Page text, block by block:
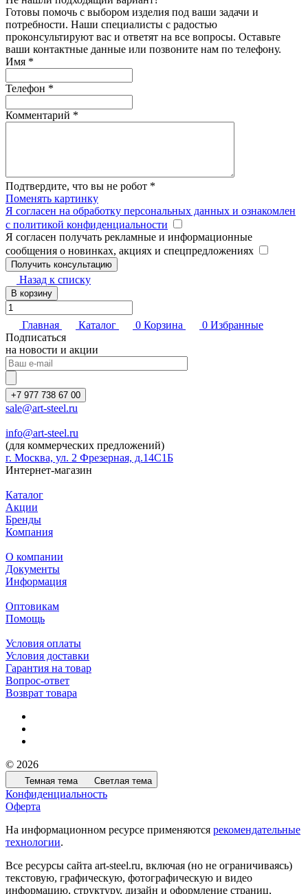
Готовы помочь с выбором изделия под ваши задачи и
потребности. Наши специалисты с радостью
проконсультируют вас и ответят на все вопросы. Оставьте
ваши контактные данные или позвоните нам по телефону.
Имя *
Телефон *
Комментарий *
Подтвердите, что вы не робот *
Поменять картинку
Я согласен на обработку персональных данных и ознакомлен
с политикой конфиденциальности
Я согласен получать рекламные и информационные
сообщения о новинках, акциях и спецпредложениях
Назад к списку
В корзину
Главная Каталог 0 Корзина 0 Избранные
Подписаться
на новости и акции
+7 977 738 67 00
sale@art-steel.ru
info@art-steel.ru
(для коммерческих предложений)
г. Москва, ул. 2 Фрезерная, д.14С1Б
Интернет-магазин
Каталог
Акции
Бренды
Компания
О компании
Документы
Информация
Оптовикам
Помощь
Условия оплаты
Условия доставки
Гарантия на товар
Вопрос-ответ
Возврат товара
© 2026
Темная тема Светлая тема
Конфиденциальность
Оферта
На информационном ресурсе применяются рекомендательные
технологии.
Все ресурсы сайта art-steel.ru, включая (но не ограничиваясь)
текстовую, графическую, фотографическую и видео
информацию, структуру, дизайн и оформление страниц,